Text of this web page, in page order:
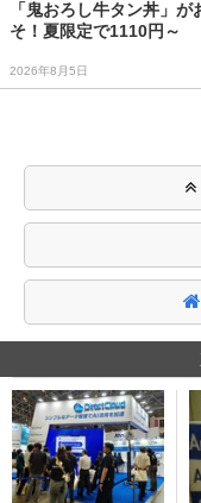
「鬼おろし牛タン丼」が
そ！夏限定で1110円～
2026年8月5日